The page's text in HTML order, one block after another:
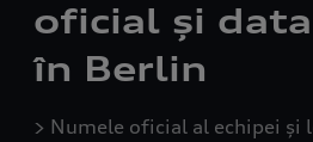
oficial și
în Berlin
> Numele oficial al echipei și